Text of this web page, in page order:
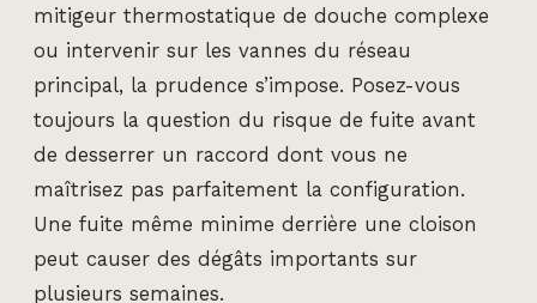
mitigeur thermostatique de douche complexe
ou intervenir sur les vannes du réseau
principal, la prudence s’impose. Posez-vous
toujours la question du risque de fuite avant
de desserrer un raccord dont vous ne
maîtrisez pas parfaitement la configuration.
Une fuite même minime derrière une cloison
peut causer des dégâts importants sur
plusieurs semaines.